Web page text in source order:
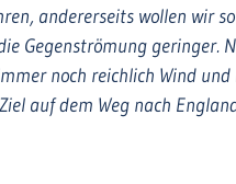
andererseits wollen wir
Gegenströmung geringer.
noch reichlich Wind und
auf dem Weg nach